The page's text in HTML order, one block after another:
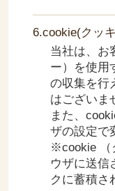
6.cookie(クッ
当社は、お
ー）を使用
の収集を行
はございま
また、
ザの設定で
※cookie （
ウザに送信
クに蓄積さ